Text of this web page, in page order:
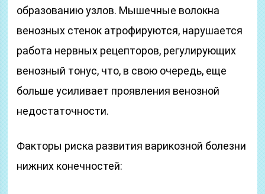
образованию узлов. Мышечные волокна
венозных стенок атрофируются, нарушается
работа нервных рецепторов, регулирующих
венозный тонус, что, в свою очередь, еще
больше усиливает проявления венозной
недостаточности.
Факторы риска развития варикозной болезни
нижних конечностей: